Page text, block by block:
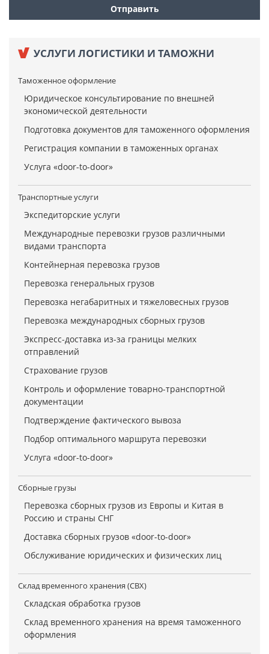
УСЛУГИ ЛОГИСТИКИ И ТАМОЖНИ
Таможенное оформление
Юридическое консультирование по внешней
экономической деятельности
Подготовка документов для таможенного оформления
Регистрация компании в таможенных органах
Услуга «door-to-door»
Транспортные услуги
Экспедиторские услуги
Международные перевозки грузов различными
видами транспорта
Контейнерная перевозка грузов
Перевозка генеральных грузов
Перевозка негабаритных и тяжеловесных грузов
Перевозка международных сборных грузов
Экспресс-доставка из-за границы мелких
отправлений
Страхование грузов
Контроль и оформление товарно-транспортной
документации
Подтверждение фактического вывоза
Подбор оптимального маршрута перевозки
Услуга «door-to-door»
Сборные грузы
Перевозка сборных грузов из Европы и Китая в
Россию и страны СНГ
Доставка сборных грузов «door-to-door»
Обслуживание юридических и физических лиц
Склад временного хранения (СВХ)
Складская обработка грузов
Склад временного хранения на время таможенного
оформления